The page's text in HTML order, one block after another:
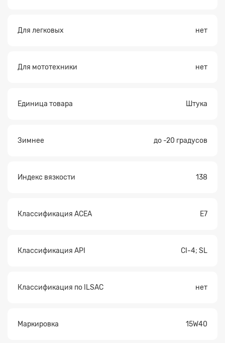
Для легковых нет
Для мототехники нет
Единица товара Штука
Зимнее до -20 градусов
Индекс вязкости 138
Классификация ACEA E7
Классификация API CI-4; SL
Классификация по ILSAC нет
Маркировка 15W40